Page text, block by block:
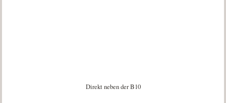
Direkt neben der B10